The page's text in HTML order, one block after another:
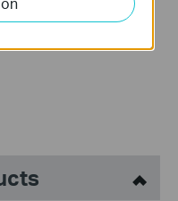
améliorer ce site.